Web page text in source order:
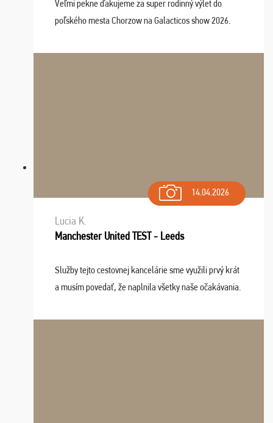
Veľmi pekne ďakujeme za super rodinný výlet do
poľského mesta Chorzow na Galacticos show 2026.
Navštívili sme aj zábavný park Legendia, previe ...
14.04.2026
Lucia K.
Manchester United TEST - Leeds
Služby tejto cestovnej kancelárie sme využili prvý krát
a musím povedať, že naplnila všetky naše očakávania.
dispozícii nonstop (milí, profesionálni ...